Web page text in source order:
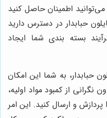
اطمینان حاصل کنید
حبابدار در دسترس دارید
بسته بندی شما ایجاد
حبابدار، به شما این امکان
از کمبود مواد اولیه،
و ارسال کنید. این امر